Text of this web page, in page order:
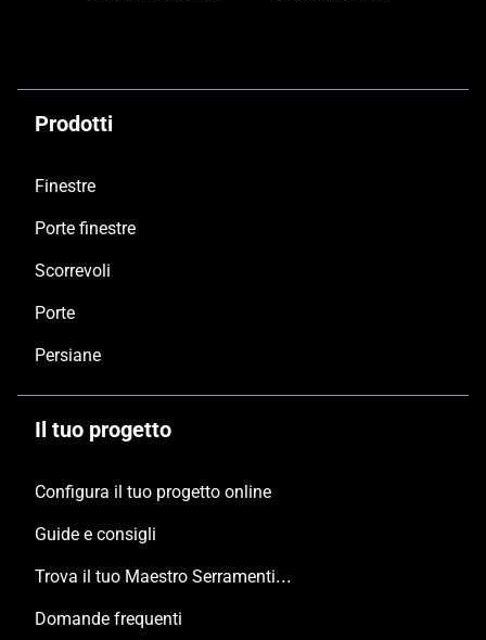
Prodotti
Finestre
Porte finestre
Scorrevoli
Porte
Persiane
Il tuo progetto
Configura il tuo progetto online
Guide e consigli
Trova il tuo Maestro Serramentista Domal
Domande frequenti